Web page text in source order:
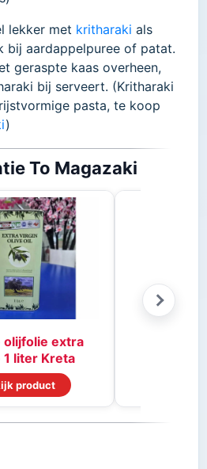
lekker met kritharaki als
bij aardappelpuree of patat.
geraspte kaas overheen,
bij serveert. (Kritharaki
pasta, te koop
)
To Magazaki
olijfolie extra
liter Kreta
product
Stifado